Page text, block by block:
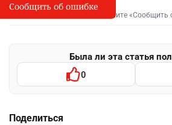
I
Сообщить об опечатке
Выделите фрагмент и нажмите «Сообщить
Была ли эта статья
0
Поделиться
Сообщить об ошибке